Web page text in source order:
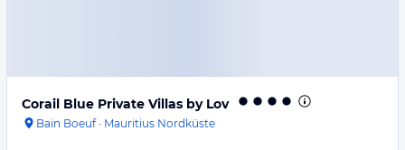
Corail Blue Private Villas by Lov
Bain Boeuf· Mauritius Nordküste